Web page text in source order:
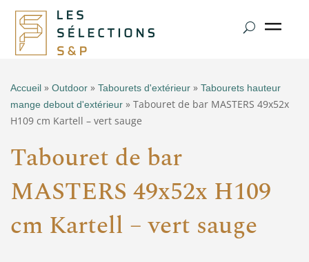
Accueil » Outdoor » Tabourets d'extérieur » Tabourets hauteur
mange debout d'extérieur » Tabouret de bar MASTERS 49x52x
H109 cm Kartell – vert sauge
Tabouret de bar
MASTERS 49x52x H109
cm Kartell – vert sauge